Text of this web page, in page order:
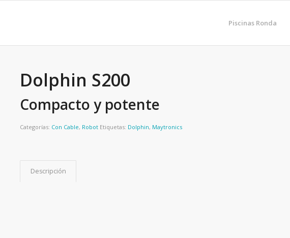
Piscinas Ronda
Dolphin S200
Compacto y potente
Categorías: Con Cable, Robot Etiquetas: Dolphin, Maytronics
Descripción